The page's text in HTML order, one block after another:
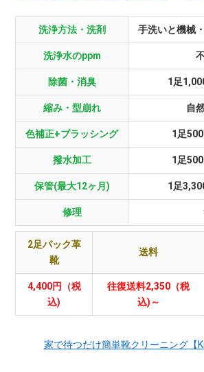
洗浄方法・洗剤 手洗いと機械
洗浄水のppm
除菌・消臭 1足
縮み・型崩れ 自
色補正+ブラッシング 1足
撥水加工 1足
保管(最大12ヶ月) 1足
修理
2足パック革
靴
送料
4,400円（税
込)
往復送料2,350（税
込)～
家で待つだけ簡単靴クリーニング【